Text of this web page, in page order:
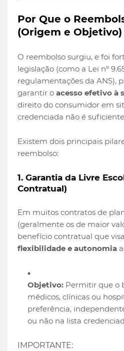
Por Que o
(Origem e Objetivo)
O reembolso surgiu, e foi
legislação (como a Lei nº
regulamentações da ANS),
garantir o acesso efetivo à
direito do consumidor em
credenciada não é
Existem dois principais
reembolso:
1. Garantia da Livre
Contratual)
Em muitos contratos de
(geralmente os de maior
benefício contratual que
flexibilidade e autonomia
Objetivo: Permitir que o
médicos, clínicas ou
preferência,
ou não na lista
IMPORTANTE: